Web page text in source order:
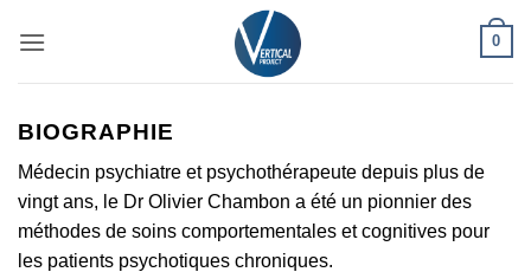
0
BIOGRAPHIE
Médecin psychiatre et psychothérapeute depuis plus de
vingt ans, le Dr Olivier Chambon a été un pionnier des
méthodes de soins comportementales et cognitives pour
les patients psychotiques chroniques.